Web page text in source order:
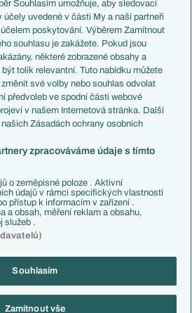
Španělsko
Argentina
Brazílie
Přestupy
Zápasy
Livescore
Tipovací soutěž
Využíváme zpravodajství ČTK.
o zpracování osobních údajů
Souhlasím umožňuje, aby sledovací
účely uvedené v části My a naši partneři
poskytování. Výběrem Zamítnout
souhlasu je zakážete. Pokud jsou
některé zobrazené obsahy a
tolik relevantní. Tuto nabídku můžete
své volby nebo souhlas odvolat
předvoleb ve spodní části webové
v našem Internetová stránka. Další
Zásadách ochrany osobních
zpracováváme údaje s tímto
o zeměpisné poloze . Aktivní
údajů v rámci specifických vlastností
přístup k informacím v zařízení .
a obsah, měření reklam a obsahu,
služeb .
Souhlasím
Zamítnout vše